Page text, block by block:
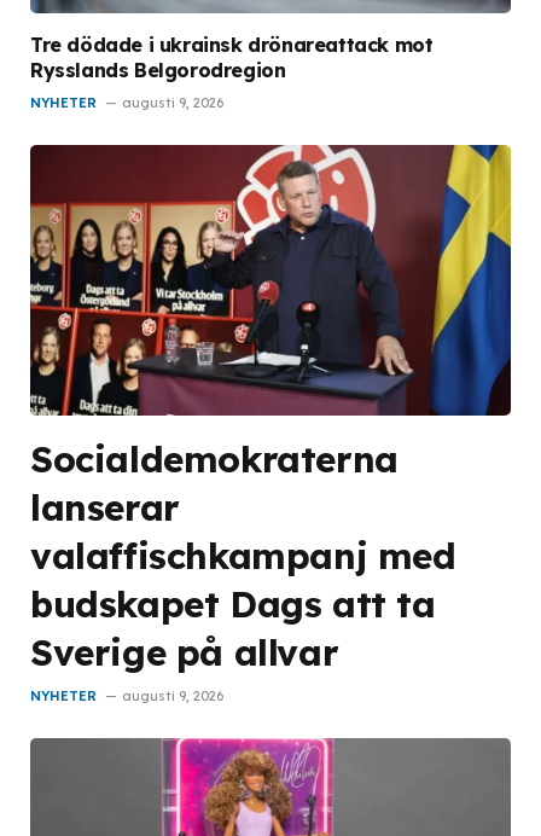
Tre dödade i ukrainsk drönareattack mot
Rysslands Belgorodregion
NYHETER augusti 9, 2026
Socialdemokraterna
lanserar
valaffischkampanj med
budskapet Dags att ta
Sverige på allvar
NYHETER augusti 9, 2026